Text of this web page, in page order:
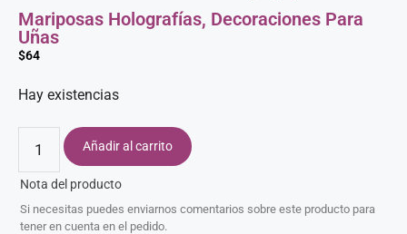
Mariposas Holografías, Decoraciones Para
Uñas
$64
Hay existencias
Añadir al carrito
Nota del producto
Si necesitas puedes enviarnos comentarios sobre este producto para
tener en cuenta en el pedido.